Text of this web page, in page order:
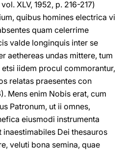
vol. XLV, 1952, p. 216-217)
quibus homines electrica vi
quam celerrime
valde longinquis inter se
aethereas undas mittere, tum
iidem procul commorantur,
relatas praesentes con
Mens enim Nobis erat, cum
Patronum, ut ii omnes,
eiusmodi instrumenta
Dei thesauros
veluti bona semina, quae